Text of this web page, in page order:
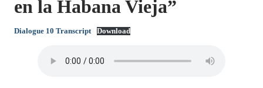
en la Habana Vieja”
Dialogue 10 Transcript Download